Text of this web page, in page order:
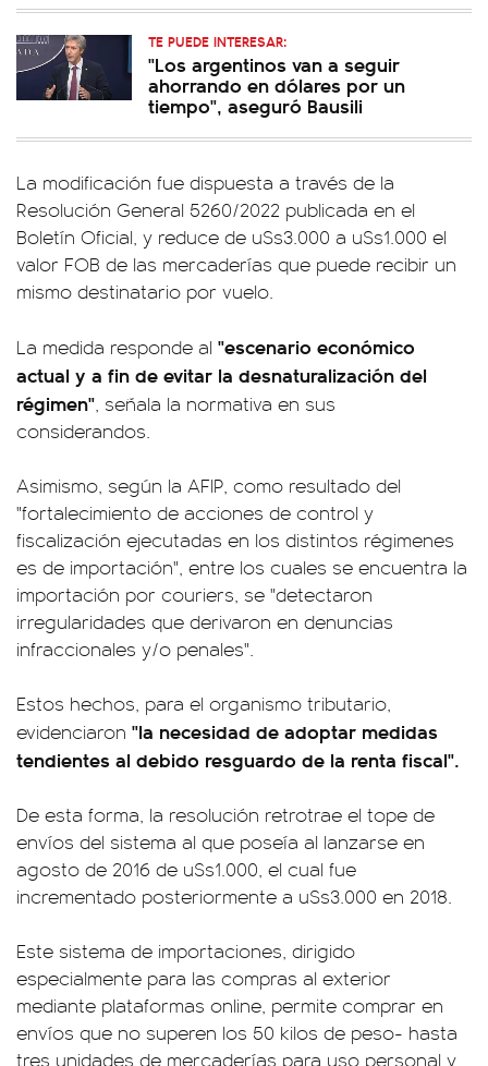
TE PUEDE INTERESAR:
"Los argentinos van a seguir
ahorrando en dólares por un
tiempo", aseguró Bausili
La modificación fue dispuesta a través de la
Resolución General 5260/2022 publicada en el
Boletín Oficial, y reduce de u$s3.000 a u$s1.000 el
valor FOB de las mercaderías que puede recibir un
mismo destinatario por vuelo.
La medida responde al "escenario económico
actual y a fin de evitar la desnaturalización del
régimen", señala la normativa en sus
considerandos.
Asimismo, según la AFIP, como resultado del
"fortalecimiento de acciones de control y
fiscalización ejecutadas en los distintos régimenes
es de importación", entre los cuales se encuentra la
importación por couriers, se "detectaron
irregularidades que derivaron en denuncias
infraccionales y/o penales".
Estos hechos, para el organismo tributario,
evidenciaron "la necesidad de adoptar medidas
tendientes al debido resguardo de la renta fiscal".
De esta forma, la resolución retrotrae el tope de
envíos del sistema al que poseía al lanzarse en
agosto de 2016 de u$s1.000, el cual fue
incrementado posteriormente a u$s3.000 en 2018.
Este sistema de importaciones, dirigido
especialmente para las compras al exterior
mediante plataformas online, permite comprar en
envíos que no superen los 50 kilos de peso- hasta
tres unidades de mercaderías para uso personal y